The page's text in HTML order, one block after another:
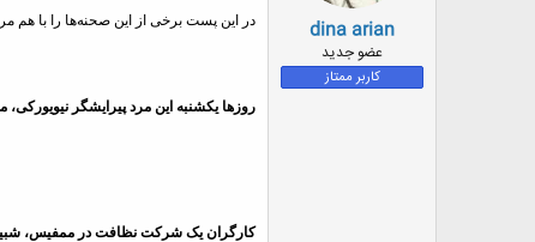
و
ض
dina arian
عضو جدید
کاربر ممتاز
در این پست برخی از این صحنه‌ها را با هم
روزها یکشنبه این مرد پیرایشگر
کارگران یک شرکت نظافت در ممفیس، شبیه